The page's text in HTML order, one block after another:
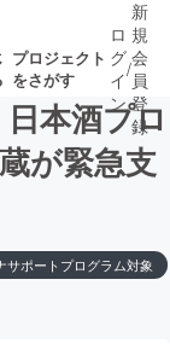
プロジェクト
をさがす
いプ
ロ
グ
イ
ン
/
新
規
会
員
登
録
日本酒プロ
が緊急支
サポートプログラム対象